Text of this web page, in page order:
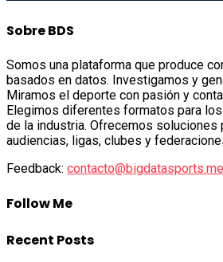
Sobre BDS
Somos una plataforma que produce
basados en datos. Investigamos y
Miramos el deporte con pasión y
Elegimos diferentes formatos para
de la industria. Ofrecemos soluciones
audiencias, ligas, clubes y
Feedback:
Follow Me
Recent Posts